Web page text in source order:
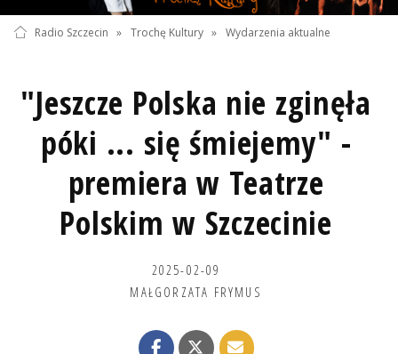
Radio Szczecin » Trochę Kultury » Wydarzenia aktualne
"Jeszcze Polska nie zginęła
póki ... się śmiejemy" -
premiera w Teatrze
Polskim w Szczecinie
2025-02-09
MAŁGORZATA FRYMUS